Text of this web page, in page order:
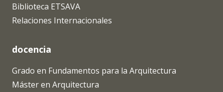
Biblioteca ETSAVA
Relaciones Internacionales
docencia
Grado en Fundamentos para la Arquitectura
Máster en Arquitectura